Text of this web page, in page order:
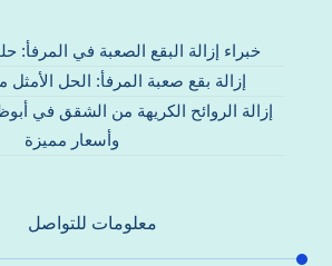
خبراء إزالة البقع الصعبة في المرفأ:
إزالة بقع صعبة المرفأ: الحل
إزالة الروائح الكريهة من الشقق في
وأسعار مميزة
معلومات للتواصل